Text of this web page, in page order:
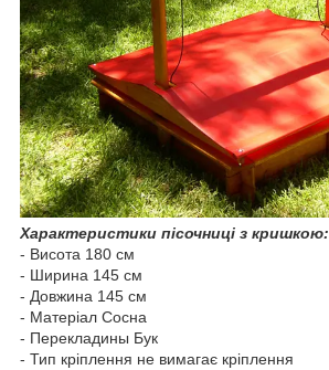
Характеристики пісочниці з кришкою:
- Висота 180 см
- Ширина 145 см
- Довжина 145 см
- Матеріал Сосна
- Перекладины Бук
- Тип кріплення не вимагає кріплення